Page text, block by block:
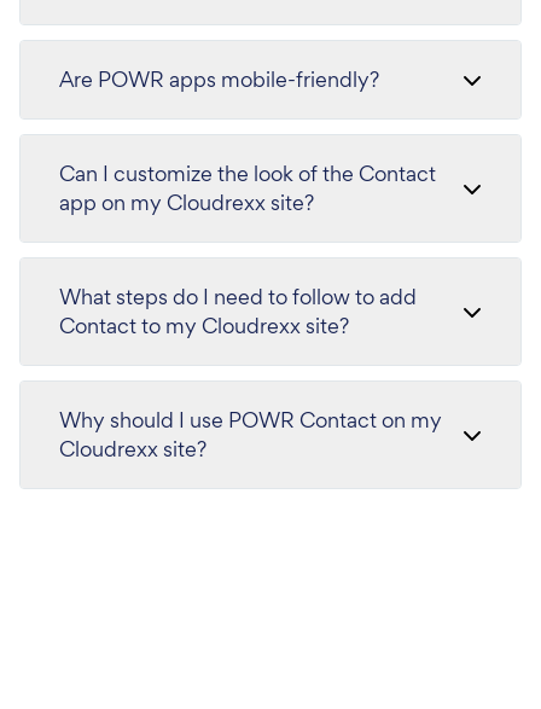
Are POWR apps mobile-friendly?
Can I customize the look of the Contact
app on my Cloudrexx site?
What steps do I need to follow to add
Contact to my Cloudrexx site?
Why should I use POWR Contact on my
Cloudrexx site?